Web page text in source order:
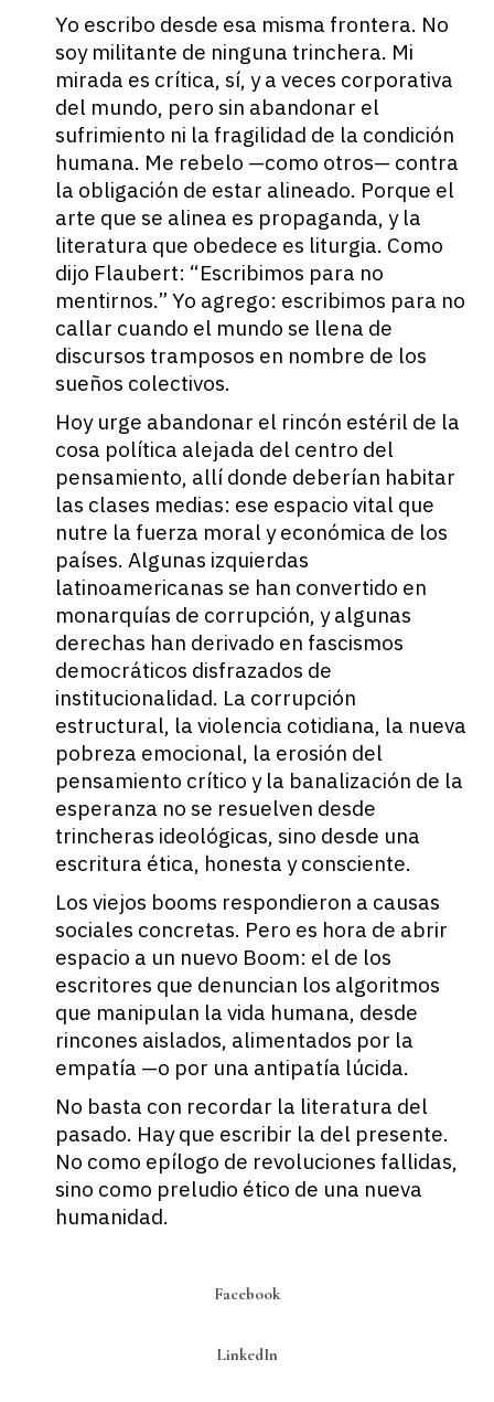
Yo escribo desde esa misma frontera. No
soy militante de ninguna trinchera. Mi
mirada es crítica, sí, y a veces corporativa
del mundo, pero sin abandonar el
sufrimiento ni la fragilidad de la condición
humana. Me rebelo —como otros— contra
la obligación de estar alineado. Porque el
arte que se alinea es propaganda, y la
literatura que obedece es liturgia. Como
dijo Flaubert: “Escribimos para no
mentirnos.” Yo agrego: escribimos para no
callar cuando el mundo se llena de
discursos tramposos en nombre de los
sueños colectivos.
Hoy urge abandonar el rincón estéril de la
cosa política alejada del centro del
pensamiento, allí donde deberían habitar
las clases medias: ese espacio vital que
nutre la fuerza moral y económica de los
países. Algunas izquierdas
latinoamericanas se han convertido en
monarquías de corrupción, y algunas
derechas han derivado en fascismos
democráticos disfrazados de
institucionalidad. La corrupción
estructural, la violencia cotidiana, la nueva
pobreza emocional, la erosión del
pensamiento crítico y la banalización de la
esperanza no se resuelven desde
trincheras ideológicas, sino desde una
escritura ética, honesta y consciente.
Los viejos booms respondieron a causas
sociales concretas. Pero es hora de abrir
espacio a un nuevo Boom: el de los
escritores que denuncian los algoritmos
que manipulan la vida humana, desde
rincones aislados, alimentados por la
empatía —o por una antipatía lúcida.
No basta con recordar la literatura del
pasado. Hay que escribir la del presente.
No como epílogo de revoluciones fallidas,
sino como preludio ético de una nueva
humanidad.
Facebook
LinkedIn